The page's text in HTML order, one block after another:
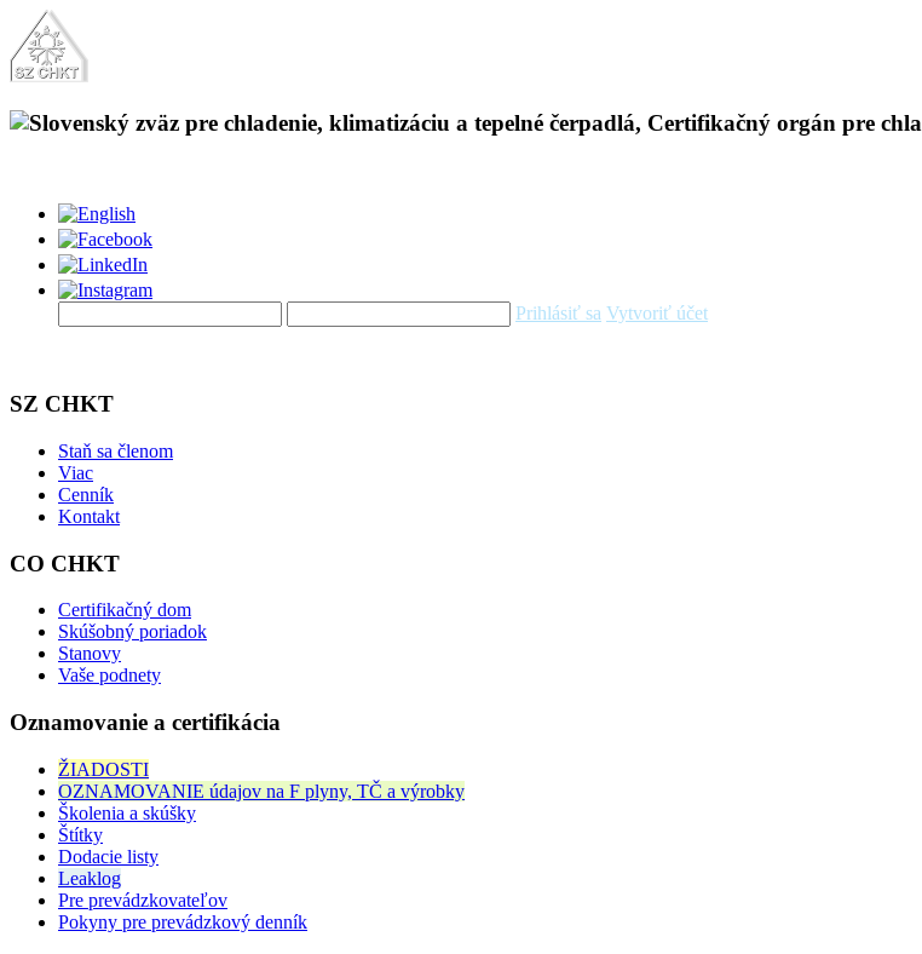
Prihlásiť sa Vytvoriť účet
SZ CHKT
Staň sa členom
Viac
Cenník
Kontakt
CO CHKT
Certifikačný dom
Skúšobný poriadok
Stanovy
Vaše podnety
Oznamovanie a certifikácia
ŽIADOSTI
OZNAMOVANIE údajov na F plyny, TČ a výrobky
Školenia a skúšky
Štítky
Dodacie listy
Leaklog
Pre prevádzkovateľov
Pokyny pre prevádzkový denník